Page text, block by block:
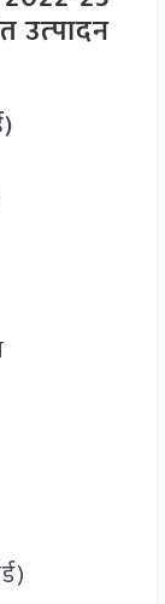
उत्‍पादन